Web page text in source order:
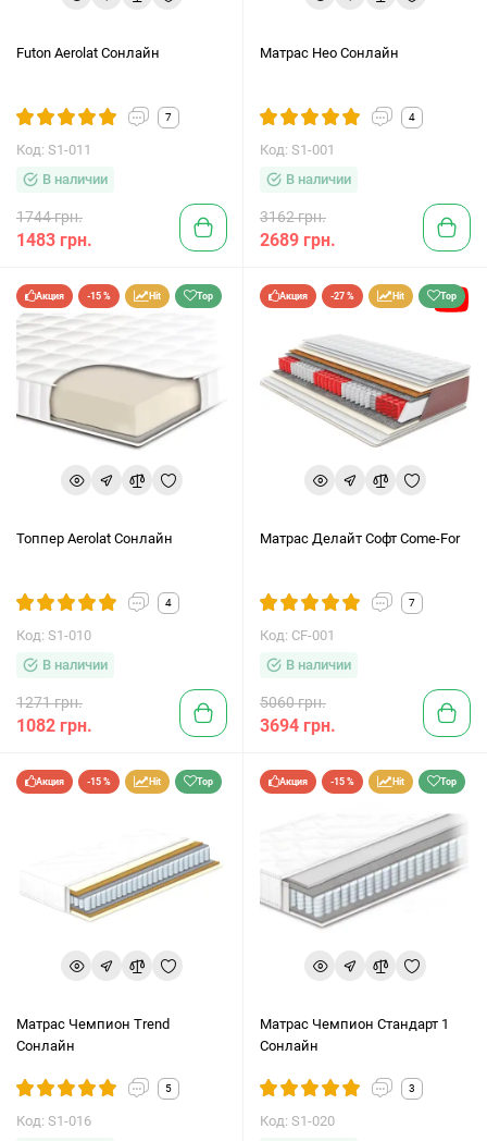
Futon Aerolat Сонлайн
7
Код: S1-011
В наличии
1744 грн.
1483 грн.
Матрас Нео Сонлайн
4
Код: S1-001
В наличии
3162 грн.
2689 грн.
Акция -15 % Hit Top
Топпер Aerolat Сонлайн
4
Код: S1-010
В наличии
1271 грн.
1082 грн.
Акция -27 % Hit Top
Матрас Делайт Софт Come-For
7
Код: CF-001
В наличии
5060 грн.
3694 грн.
Акция -15 % Hit Top
Матрас Чемпион Trend
Сонлайн
5
Код: S1-016
Акция -15 % Hit Top
Матрас Чемпион Стандарт 1
Сонлайн
3
Код: S1-020